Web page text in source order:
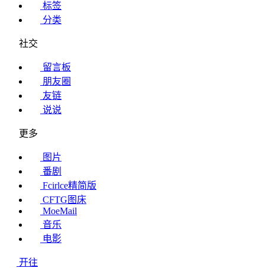
标签
分类
社交
留言板
朋友圈
友链
说说
更多
图片
番剧
Fcirlce精简版
CFTG图床
MoeMail
音乐
电影
开往